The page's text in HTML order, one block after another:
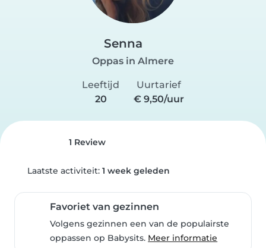
Senna
Oppas in Almere
Leeftijd
20
Uurtarief
€ 9,50/uur
1 Review
Laatste activiteit: 1 week geleden
Favoriet van gezinnen
Volgens gezinnen een van de populairste
oppassen op Babysits. Meer informatie